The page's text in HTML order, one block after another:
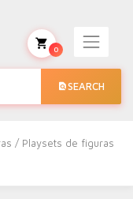
SEARCH
0
/ Playsets de figuras